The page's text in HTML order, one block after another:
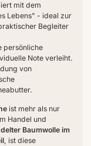
mit dem
Lebens" - ideal zur
Begleiter
persönliche
Note verleiht.
von
ist mehr als nur
Handel und
Baumwolle im
, ist diese